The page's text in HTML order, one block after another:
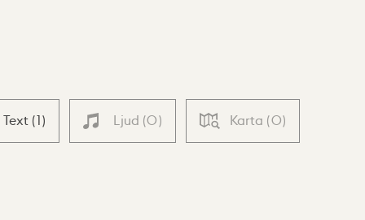
Text (1) Ljud (0) Karta (0)